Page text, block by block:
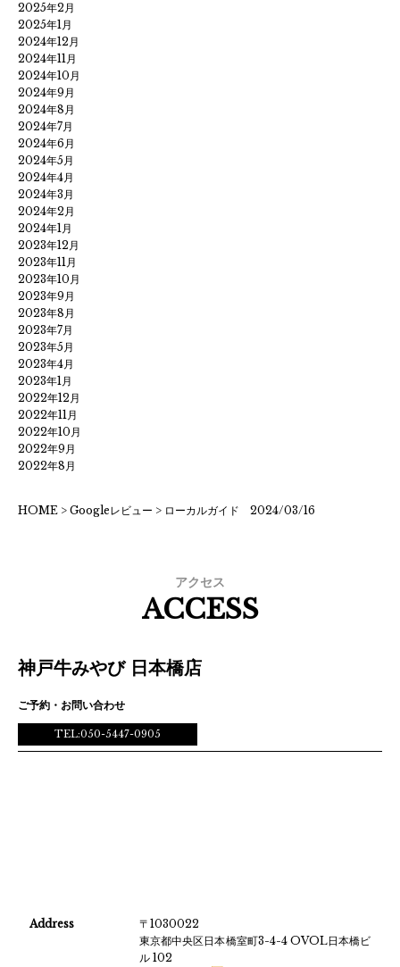
2025年2月
2025年1月
2024年12月
2024年11月
2024年10月
2024年9月
2024年8月
2024年7月
2024年6月
2024年5月
2024年4月
2024年3月
2024年2月
2024年1月
2023年12月
2023年11月
2023年10月
2023年9月
2023年8月
2023年7月
2023年5月
2023年4月
2023年1月
2022年12月
2022年11月
2022年10月
2022年9月
2022年8月
HOME > Googleレビュー > ローカルガイド 2024/03/16
アクセス
ACCESS
神戸牛みやび 日本橋店
ご予約・お問い合わせ
TEL:050-5447-0905
Address
〒1030022
東京都中央区日本橋室町3-4-4 OVOL日本橋ビ
ル 102